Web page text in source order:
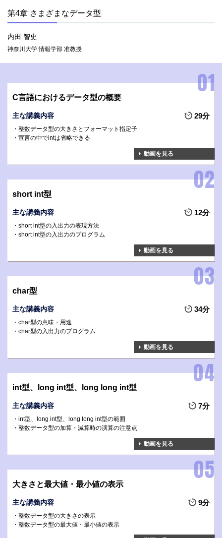
第4章 さまざまなデータ型
内田 智史
神奈川大学 情報学部 准教授
C言語におけるデータ型の概要
主な講義内容 29分
整数データ型の大きさとフォーマット指定子
宣言の中でintは省略できる
動画を見る
short int型
主な講義内容 12分
short int型の入出力の表現方法
short int型の入出力のプログラム
動画を見る
char型
主な講義内容 34分
char型の意味・用途
char型の入出力のプログラム
動画を見る
int型、long int型、long long int型
主な講義内容 7分
int型、long int型、long long int型の範囲
整数データ型の加算・減算時の演算の注意点
動画を見る
大きさと最大値・最小値の表示
主な講義内容 9分
整数データ型の大きさの表示
整数データ型の最大値・最小値の表示